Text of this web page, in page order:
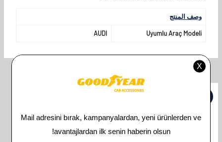
وصف المنتج
Uyumlu Araç Modeli
AUDI
İlgili Ürünler